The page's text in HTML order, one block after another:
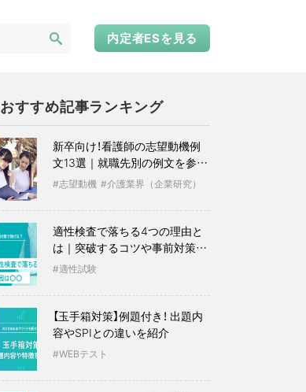
内定者ESを見る
おすすめ記事ランキング
新卒向け！看護師の志望動機例
文13選｜就職先別の例文を参考
に志望動機 介護業界（企業研究）
適性検査で落ちる4つの理由と
は｜突破するコツや事前対策も
紹介
適性試験
【玉手箱対策】例題付き！ 出題内
容やSPIとの違いを紹介
WEBテスト